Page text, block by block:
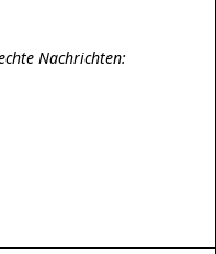
Nachrichten: